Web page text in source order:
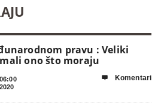
pravu : Veliki
ono što moraju
06:00
2020
 Komentari